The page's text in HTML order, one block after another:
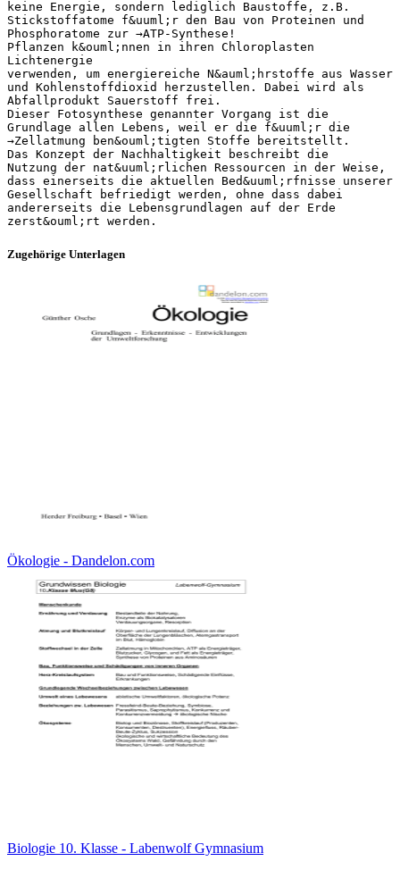
keine Energie, sondern lediglich Baustoffe, z.B.
Stickstoffatome f&uuml;r den Bau von Proteinen und
Phosphoratome zur →ATP-Synthese!
Pflanzen k&ouml;nnen in ihren Chloroplasten
Lichtenergie
verwenden, um energiereiche N&auml;hrstoffe aus Wasser
und Kohlenstoffdioxid herzustellen. Dabei wird als
Abfallprodukt Sauerstoff frei.
Dieser Fotosynthese genannter Vorgang ist die
Grundlage allen Lebens, weil er die f&uuml;r die
→Zellatmung ben&ouml;tigten Stoffe bereitstellt.
Das Konzept der Nachhaltigkeit beschreibt die
Nutzung der nat&uuml;rlichen Ressourcen in der Weise,
dass einerseits die aktuellen Bed&uuml;rfnisse unserer
Gesellschaft befriedigt werden, ohne dass dabei
andererseits die Lebensgrundlagen auf der Erde
Zugehörige Unterlagen
Ökologie - Dandelon.com
Biologie 10. Klasse - Labenwolf Gymnasium